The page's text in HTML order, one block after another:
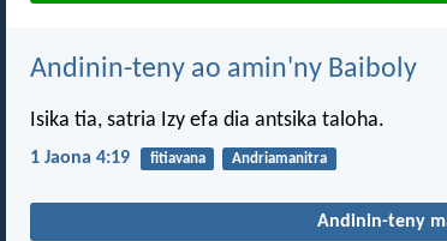
Andinin-teny ao amin'ny Baiboly
Isika tia, satria Izy efa dia antsika taloha.
1 Jaona 4:19 fitiavana Andriamanitra
Andinin-teny